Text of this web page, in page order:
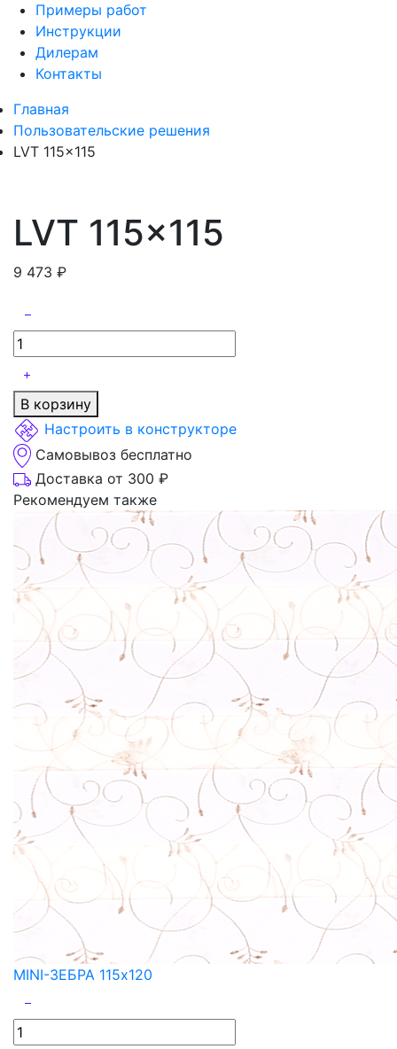
Примеры работ
Инструкции
Дилерам
Контакты
Главная
Пользовательские решения
LVT 115×115
LVT 115×115
9 473 ₽
В корзину
Настроить в конструкторе
Самовывоз бесплатно
Доставка от 300 ₽
Рекомендуем также
MINI-ЗЕБРА 115x120